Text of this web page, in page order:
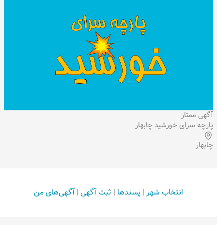
آگهی ممتاز
پارچه سرای خورشید چابهار
چابهار
انتخاب شهر | پسندها | ثبت آگهی | آگهی‌های من